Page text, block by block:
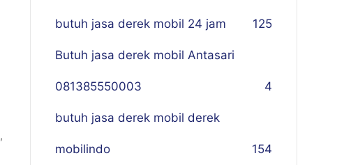
,
butuh jasa derek mobil 24 jam 125
Butuh jasa derek mobil Antasari
081385550003 4
butuh jasa derek mobil derek
mobilindo 154